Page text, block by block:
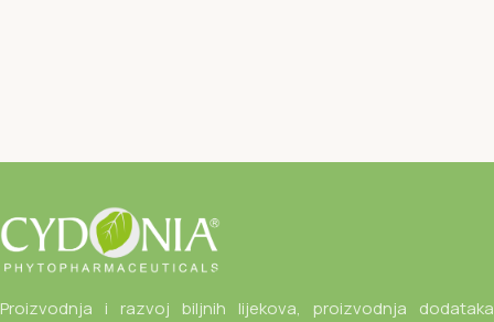
Proizvodnja i razvoj biljnih lijekova, proizvodnja dodataka